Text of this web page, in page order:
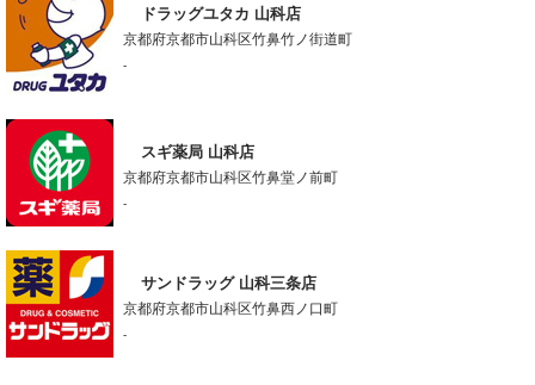
ドラッグユタカ 山科店
京都府京都市山科区竹鼻竹ノ街道町
-
スギ薬局 山科店
京都府京都市山科区竹鼻堂ノ前町
-
サンドラッグ 山科三条店
京都府京都市山科区竹鼻西ノ口町
-